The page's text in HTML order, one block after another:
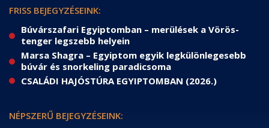
FRISS BEJEGYZÉSEINK:
Búvárszafari Egyiptomban – merülések a Vörös-
tenger legszebb helyein
Marsa Shagra – Egyiptom egyik legkülönlegesebb
búvár és snorkeling paradicsoma
CSALÁDI HAJÓSTÚRA EGYIPTOMBAN (2026.)
NÉPSZERŰ BEJEGYZÉSEINK: